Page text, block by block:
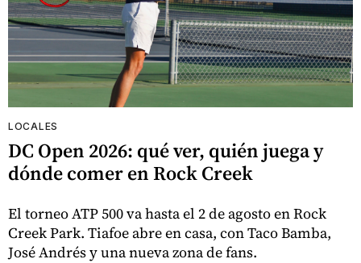
LOCALES
DC Open 2026: qué ver, quién juega y
dónde comer en Rock Creek
El torneo ATP 500 va hasta el 2 de agosto en Rock
Creek Park. Tiafoe abre en casa, con Taco Bamba,
José Andrés y una nueva zona de fans.